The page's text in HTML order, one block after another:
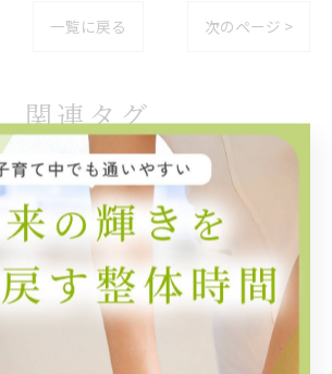
一覧に戻る 次のページ >
関連タグ
前区 #整体 #焚き火
カテゴリー categories